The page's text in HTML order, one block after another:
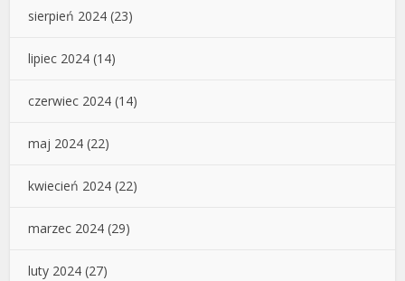
sierpień 2024 (23)
lipiec 2024 (14)
czerwiec 2024 (14)
maj 2024 (22)
kwiecień 2024 (22)
marzec 2024 (29)
luty 2024 (27)